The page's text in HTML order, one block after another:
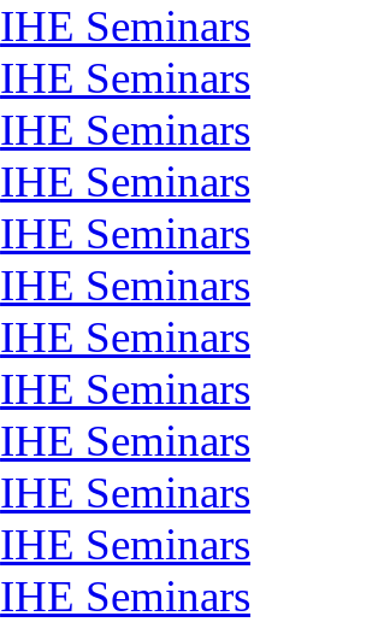
IHE Seminars
IHE Seminars
IHE Seminars
IHE Seminars
IHE Seminars
IHE Seminars
IHE Seminars
IHE Seminars
IHE Seminars
IHE Seminars
IHE Seminars
IHE Seminars